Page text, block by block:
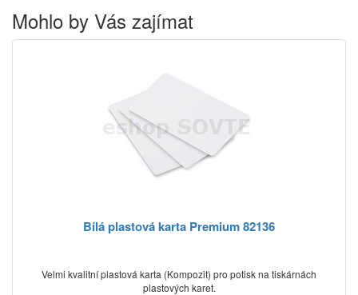
Mohlo by Vás zajímat
Bílá plastová karta Premium 82136
Velmi kvalitní plastová karta (Kompozit) pro potisk na tiskárnách
plastových karet.